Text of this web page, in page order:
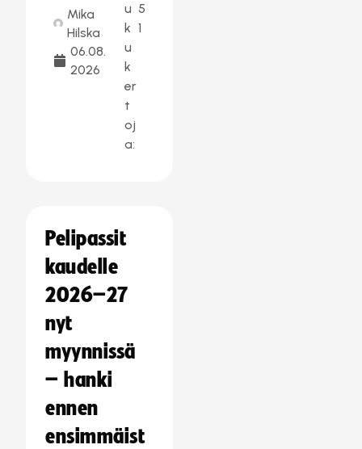
Mika
Hilska
06.08.
2026
u
k
u
k
er
t
oj
a:
5
1
Pelipassit
kaudelle
2026–27
nyt
myynnissä
– hanki
ennen
ensimmäist